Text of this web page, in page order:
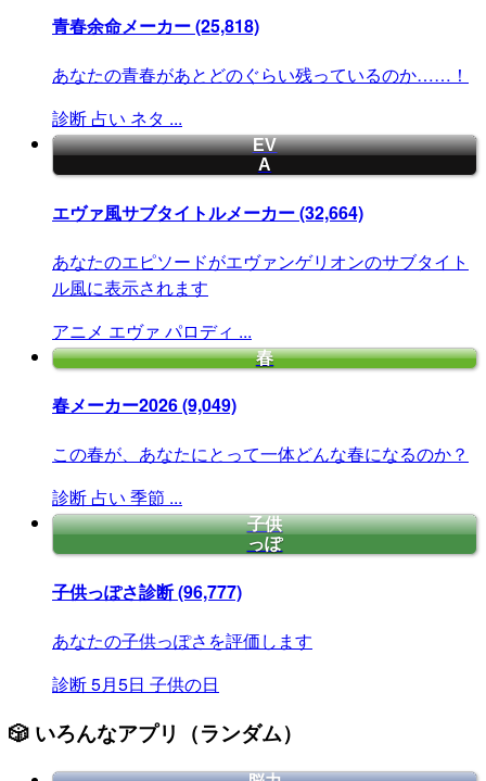
青春余命メーカー(25,818)
あなたの青春があとどのぐらい残っているのか……！
診断 占い ネタ ...
EV
A
エヴァ風サブタイトルメーカー(32,664)
あなたのエピソードがエヴァンゲリオンのサブタイト
ル風に表示されます
アニメ エヴァ パロディ ...
春
春メーカー2026(9,049)
この春が、あなたにとって一体どんな春になるのか？
診断 占い 季節 ...
子供
っぽ
子供っぽさ診断(96,777)
あなたの子供っぽさを評価します
診断5月5日 子供の日
🎲 いろんなアプリ（ランダム）